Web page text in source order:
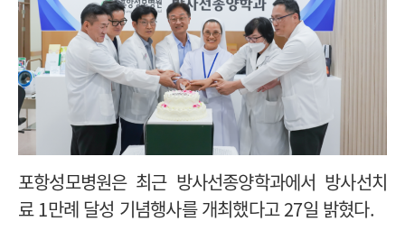
포항성모병원은 최근 방사선종양학과에서 방사선치
료 1만례 달성 기념행사를 개최했다고 27일 밝혔다.